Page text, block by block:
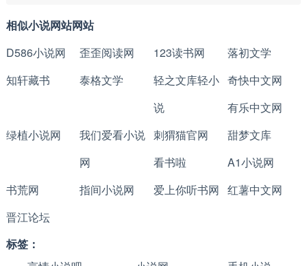
相似小说网站网站
D586小说网
歪歪阅读网 123读书网
落初文学
知轩藏书
泰格文学
轻之文库轻小
说
奇快中文网
有乐中文网
绿植小说网
我们爱看小说
网
刺猬猫官网
甜梦文库
看书啦
A1小说网
书荒网
指间小说网 爱上你听书网 红薯中文网
晋江论坛
标签：